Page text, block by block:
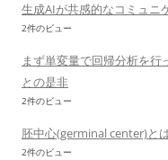
生成AIが共感的なコミュニ
2件のビュー
まず単変量で回帰分析を行
との是非
2件のビュー
胚中心(germinal center)と
2件のビュー